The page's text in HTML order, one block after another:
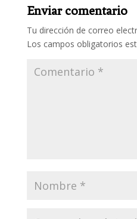
Enviar comentario
Tu dirección de correo
Los campos obligatorios